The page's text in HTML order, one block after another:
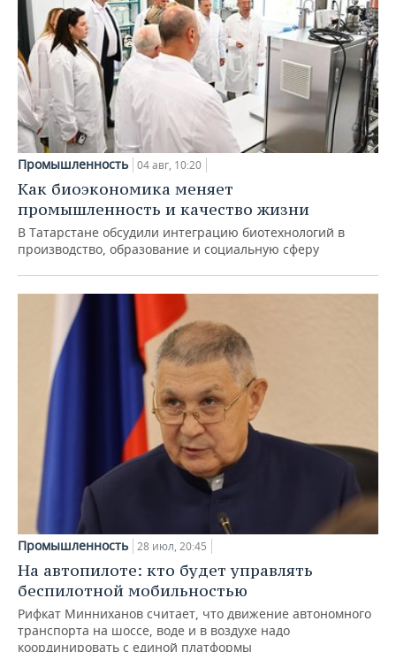
Промышленность 04 авг, 10:20
Как биоэкономика меняет
промышленность и качество жизни
В Татарстане обсудили интеграцию биотехнологий в
производство, образование и социальную сферу
Промышленность 28 июл, 20:45
На автопилоте: кто будет управлять
беспилотной мобильностью
Рифкат Минниханов считает, что движение автономного
транспорта на шоссе, воде и в воздухе надо
координировать с единой платформы